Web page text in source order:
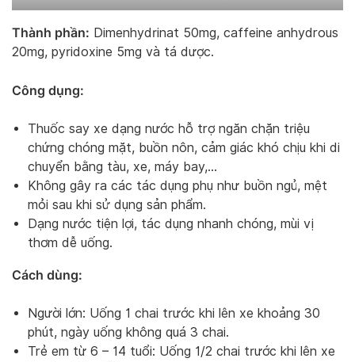
Thành phần: Dimenhydrinat 50mg, caffeine anhydrous
20mg, pyridoxine 5mg và tá dược.
Công dụng:
Thuốc say xe dạng nước hỗ trợ ngăn chặn triệu
chứng chóng mặt, buồn nôn, cảm giác khó chịu khi di
chuyển bằng tàu, xe, máy bay,…
Không gây ra các tác dụng phụ như buồn ngủ, mệt
mỏi sau khi sử dụng sản phẩm.
Dạng nước tiện lợi, tác dụng nhanh chóng, mùi vị
thơm dễ uống.
Cách dùng:
Người lớn: Uống 1 chai trước khi lên xe khoảng 30
phút, ngày uống không quá 3 chai.
Trẻ em từ 6 – 14 tuổi: Uống 1/2 chai trước khi lên xe